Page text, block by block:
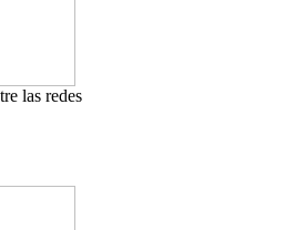
las redes